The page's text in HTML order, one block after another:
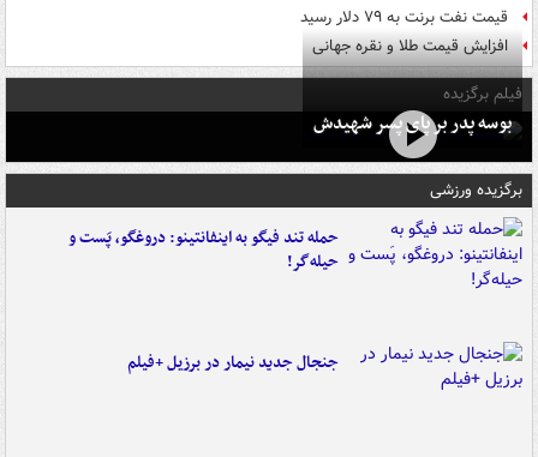
قیمت نفت برنت به ۷۹ دلار رسید
افزایش قیمت طلا و نقره جهانی
فیلم برگزیده
بوسه‌ پدر بر پای پسر شهیدش
برگزیده ورزشی
حمله تند فیگو به اینفانتینو: دروغگو، پَست‌ و
حیله‌گر!
جنجال جدید نیمار در برزیل +فیلم